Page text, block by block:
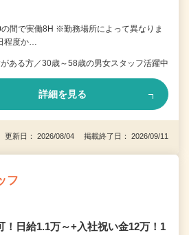
間で実働8H ※勤務場所によって異なりま
程度か…
ある方／30歳～58歳の男女スタッフ活躍中
詳細を見る
更新日： 2026/08/04 掲載終了日： 2026/09/11
フ
！日給1.1万～+入社祝い金12万！1